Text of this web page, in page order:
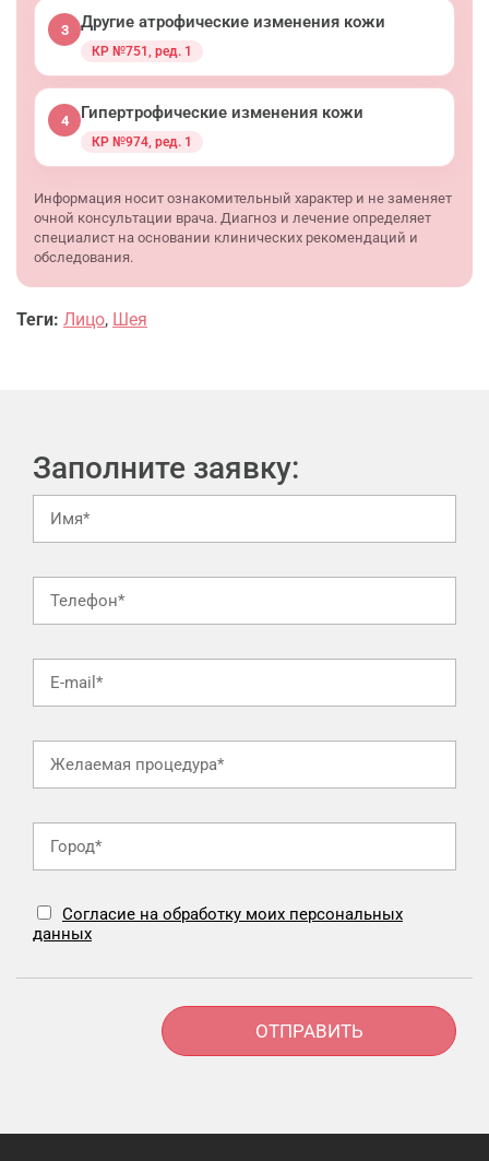
3 Другие атрофические изменения кожи
КР №751, ред. 1
4 Гипертрофические изменения кожи
КР №974, ред. 1
Информация носит ознакомительный характер и не заменяет
очной консультации врача. Диагноз и лечение определяет
специалист на основании клинических рекомендаций и
обследования.
Теги: Лицо, Шея
Заполните заявку:
Согласие на обработку моих персональных
данных